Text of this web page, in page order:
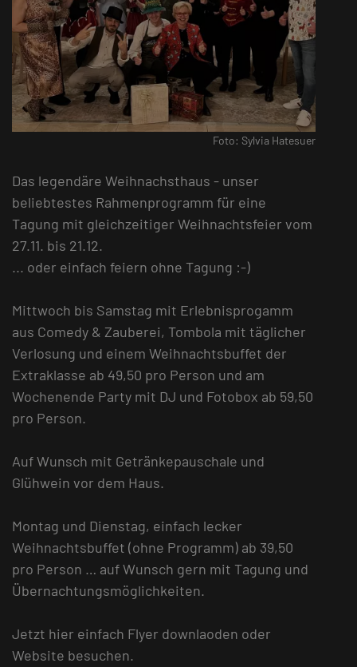
Foto: Sylvia Hatesuer
Das legendäre Weihnachsthaus - unser
beliebtestes Rahmenprogramm für eine
Tagung mit gleichzeitiger Weihnachtsfeier vom
27.11. bis 21.12.
... oder einfach feiern ohne Tagung :-)
Mittwoch bis Samstag mit Erlebnisprogamm
aus Comedy & Zauberei, Tombola mit täglicher
Verlosung und einem Weihnachtsbuffet der
Extraklasse ab 49,50 pro Person und am
Wochenende Party mit DJ und Fotobox ab 59,50
pro Person.
Auf Wunsch mit Getränkepauschale und
Glühwein vor dem Haus.
Montag und Dienstag, einfach lecker
Weihnachtsbuffet (ohne Programm) ab 39,50
pro Person … auf Wunsch gern mit Tagung und
Übernachtungsmöglichkeiten.
Jetzt hier einfach Flyer downlaoden oder
Website besuchen.